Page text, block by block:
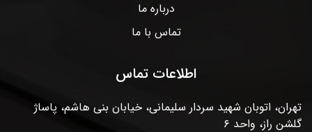
درباره ما
تماس با ما
اطلاعات تماس
تهران، اتوبان شهید سردار سلیمانی، خیابان بنی هاشم، پاساژ
گلشن راز، واحد ۶